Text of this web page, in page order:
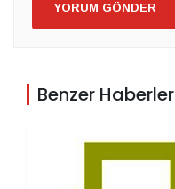
YORUM GÖNDER
Benzer Haberler